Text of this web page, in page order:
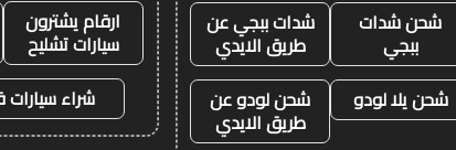
شحن شدات
ببجي
شدات ببجي عن
طريق الايدي
شحن يلا لودو
شحن لودو عن
طريق الايدي
ارقام يشترون
سيارات تشليح
شراء